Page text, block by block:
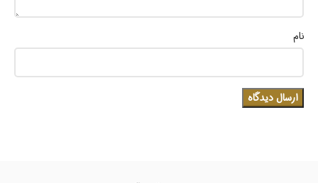
نام